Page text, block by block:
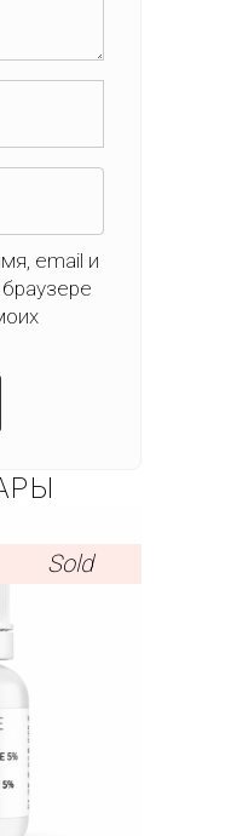
email и
Sold